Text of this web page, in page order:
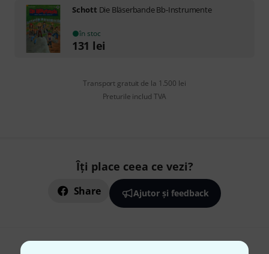
Schott Die Bläserbande Bb-Instrumente
în stoc
131 lei
Transport gratuit de la 1.500 lei
Preturile includ TVA
Îți place ceea ce vezi?
Share Ajutor și feedback